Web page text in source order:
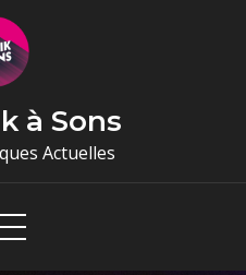
à Sons
Actuelles